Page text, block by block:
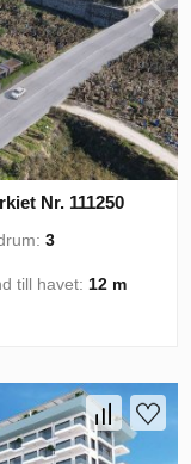
Nr. 111250
3
till havet: 12 m